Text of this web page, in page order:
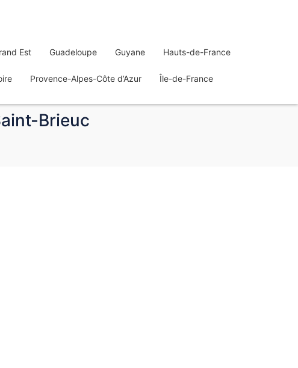
Est Guadeloupe Guyane Hauts-de-France
Provence-Alpes-Côte d’Azur Île-de-France
Brieuc